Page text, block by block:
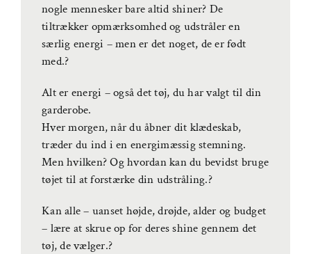
nogle mennesker bare altid shiner? De
tiltrækker opmærksomhed og udstråler en
særlig energi – men er det noget, de er født
med.?
Alt er energi – også det tøj, du har valgt til din
garderobe.
Hver morgen, når du åbner dit klædeskab,
træder du ind i en energimæssig stemning.
Men hvilken? Og hvordan kan du bevidst bruge
tøjet til at forstærke din udstråling.?
Kan alle – uanset højde, drøjde, alder og budget
– lære at skrue op for deres shine gennem det
tøj, de vælger.?